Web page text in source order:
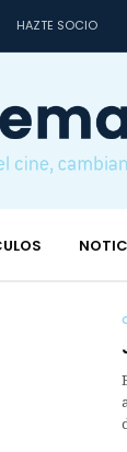
HAZTE SOCIO